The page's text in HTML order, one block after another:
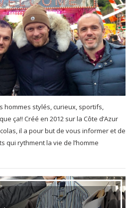
hommes stylés, curieux, sportifs,
ça!! Créé en 2012 sur la Côte d’Azur
il a pour but de vous informer et de
qui rythment la vie de l’homme